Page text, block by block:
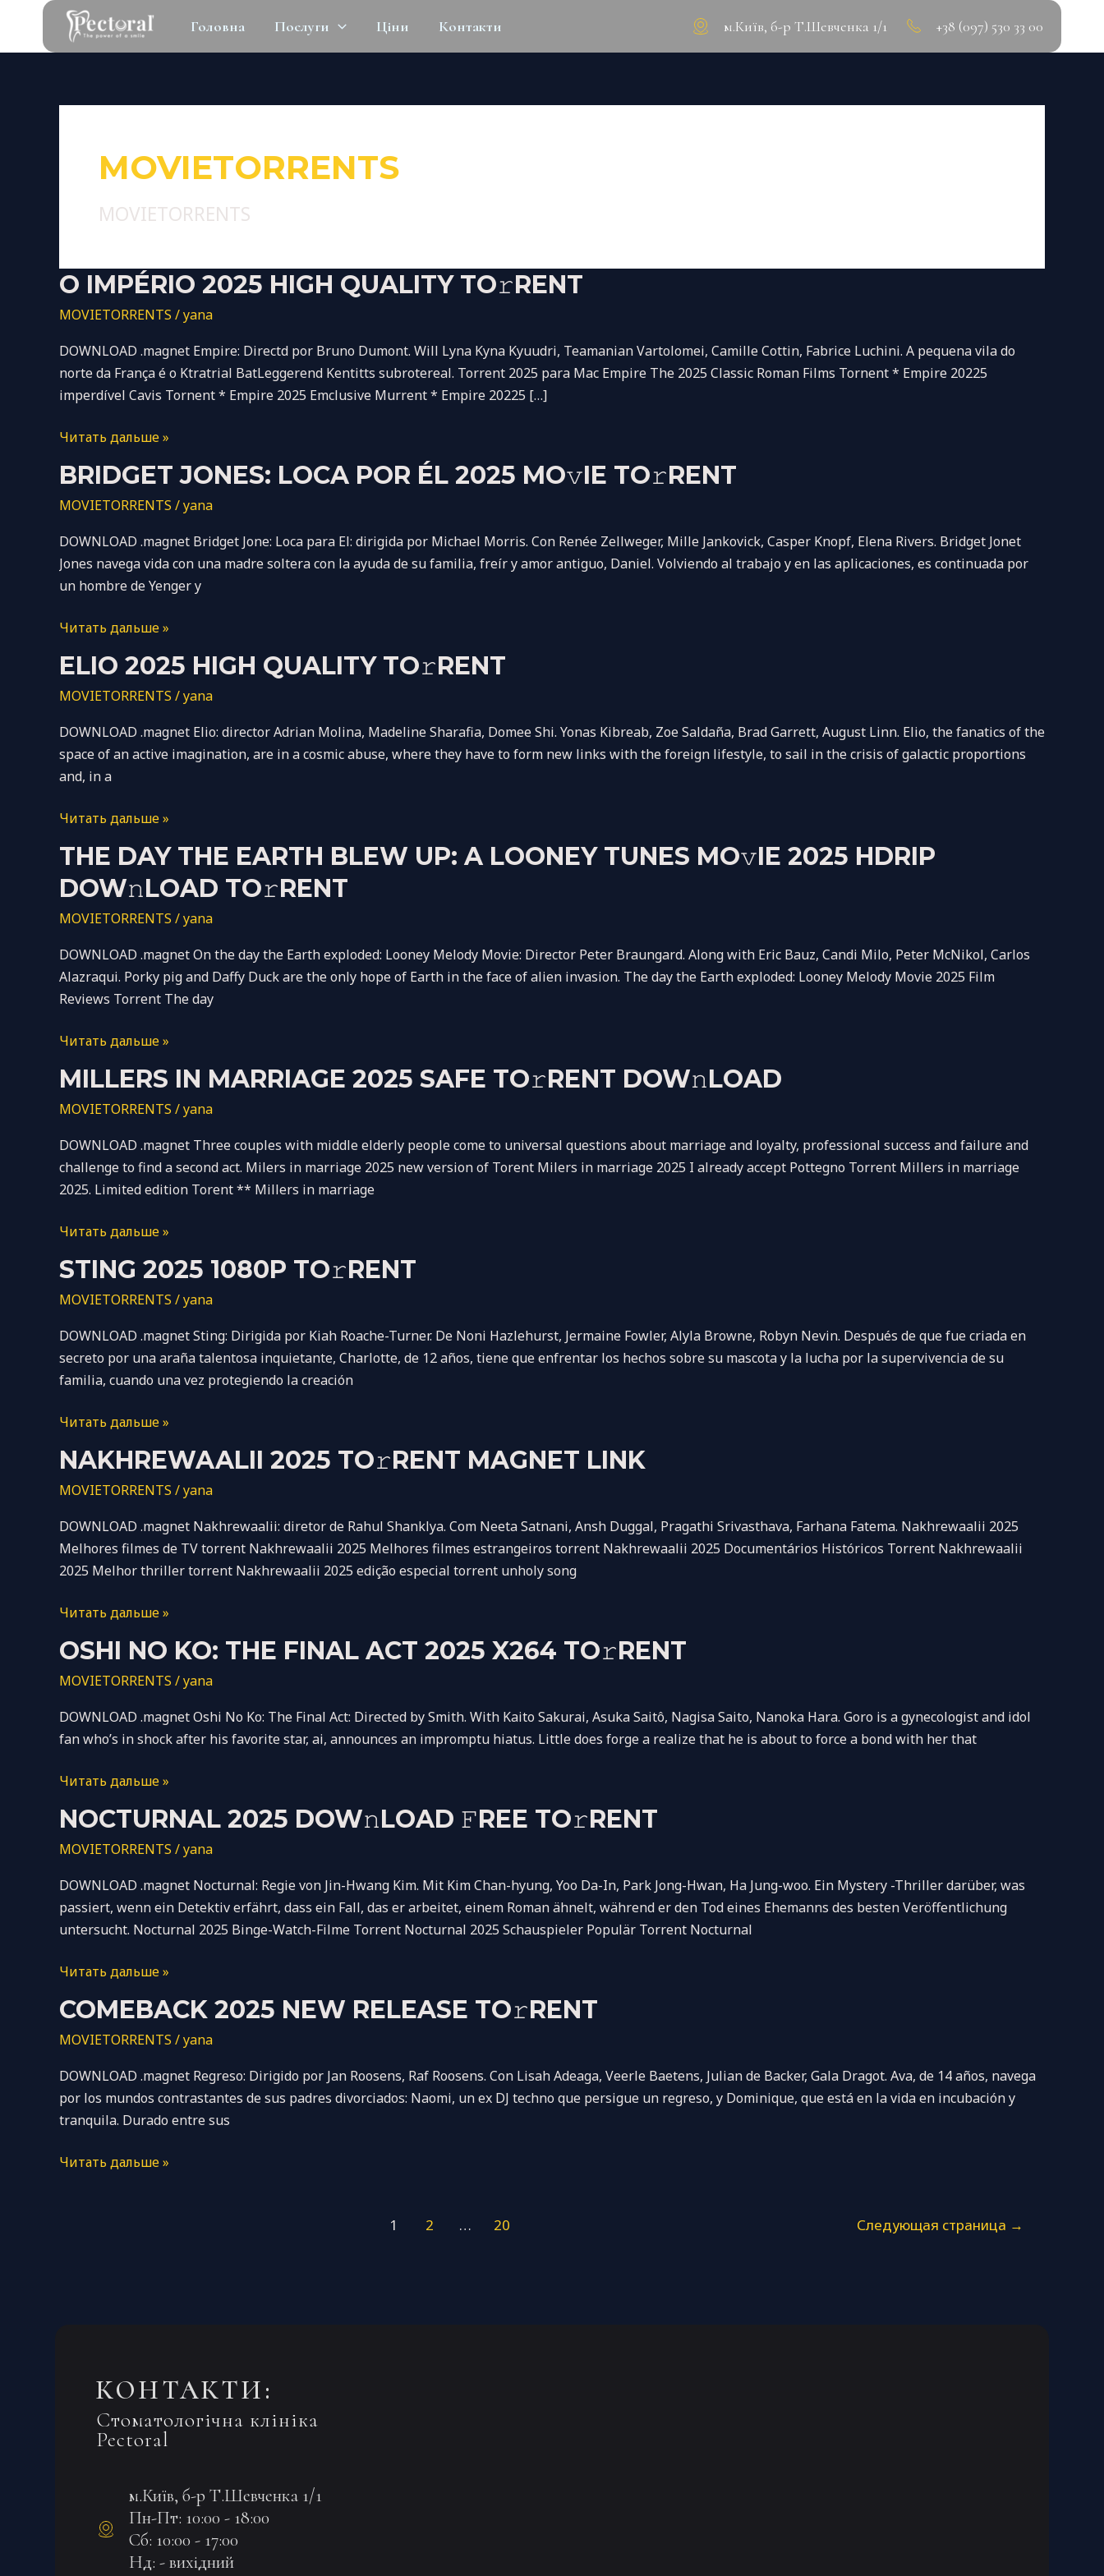
Перейти
содержимому
Головна Послуги Ціни Контакти м.Київ, б-р Т.Шевченка 1/1 +38 (097) 530 33 00
MOVIETORRENTS
MOVIETORRENTS
O IMPÉRIO 2025 HIGH QUALITY TO𝚛RENT
MOVIETORRENTS /yana
DOWNLOAD .magnet Empire: Directd por Bruno Dumont. Will Lyna Kyna Kyuudri, Teamanian Vartolomei, Camille Cottin, Fabrice Luchini. A pequena vila do
norte da França é o Ktratrial BatLeggerend Kentitts subrotereal. Torrent 2025 para Mac Empire The 2025 Classic Roman Films Tornent * Empire 20225
imperdível Cavis Tornent * Empire 2025 Emclusive Murrent * Empire 20225 […]
O
2025
High
Quality
To𝚛rent
Читать дальше »
BRIDGET JONES: LOCA POR ÉL 2025 MO𝚟IE TO𝚛RENT
MOVIETORRENTS /yana
DOWNLOAD .magnet Bridget Jone: Loca para El: dirigida por Michael Morris. Con Renée Zellweger, Mille Jankovick, Casper Knopf, Elena Rivers. Bridget Jonet
Jones navega vida con una madre soltera con la ayuda de su familia, freír y amor antiguo, Daniel. Volviendo al trabajo y en las aplicaciones, es continuada por
un hombre de Yenger y
Bridget
Loca
Por
él
2025
To𝚛rent
Читать дальше »
ELIO 2025 HIGH QUALITY TO𝚛RENT
MOVIETORRENTS /yana
DOWNLOAD .magnet Elio: director Adrian Molina, Madeline Sharafia, Domee Shi. Yonas Kibreab, Zoe Saldaña, Brad Garrett, August Linn. Elio, the fanatics of the
space of an active imagination, are in a cosmic abuse, where they have to form new links with the foreign lifestyle, to sail in the crisis of galactic proportions
and, in a
Elio
High
Quality
To𝚛rent
Читать дальше »
THE DAY THE EARTH BLEW UP: A LOONEY TUNES MO𝚟IE 2025 HDRIP
DOW𝚗LOAD TO𝚛RENT
MOVIETORRENTS /yana
DOWNLOAD .magnet On the day the Earth exploded: Looney Melody Movie: Director Peter Braungard. Along with Eric Bauz, Candi Milo, Peter McNikol, Carlos
Alazraqui. Porky pig and Daffy Duck are the only hope of Earth in the face of alien invasion. The day the Earth exploded: Looney Melody Movie 2025 Film
Reviews Torrent The day
The
The
Earth
Up:
A
Looney
Mo𝚟ie
2025
Dow𝚗load
To𝚛rent
Читать дальше »
MILLERS IN MARRIAGE 2025 SAFE TO𝚛RENT DOW𝚗LOAD
MOVIETORRENTS /yana
DOWNLOAD .magnet Three couples with middle elderly people come to universal questions about marriage and loyalty, professional success and failure and
challenge to find a second act. Milers in marriage 2025 new version of Torent Milers in marriage 2025 I already accept Pottegno Torrent Millers in marriage
2025. Limited edition Torent ** Millers in marriage
Millers
Marriage
2025
Safe
To𝚛rent
Читать дальше »
STING 2025 1080P TO𝚛RENT
MOVIETORRENTS /yana
DOWNLOAD .magnet Sting: Dirigida por Kiah Roache-Turner. De Noni Hazlehurst, Jermaine Fowler, Alyla Browne, Robyn Nevin. Después de que fue criada en
secreto por una araña talentosa inquietante, Charlotte, de 12 años, tiene que enfrentar los hechos sobre su mascota y la lucha por la supervivencia de su
familia, cuando una vez protegiendo la creación
Sting
1080p
To𝚛rent
Читать дальше »
NAKHREWAALII 2025 TO𝚛RENT MAGNET LINK
MOVIETORRENTS /yana
DOWNLOAD .magnet Nakhrewaalii: diretor de Rahul Shanklya. Com Neeta Satnani, Ansh Duggal, Pragathi Srivasthava, Farhana Fatema. Nakhrewaalii 2025
Melhores filmes de TV torrent Nakhrewaalii 2025 Melhores filmes estrangeiros torrent Nakhrewaalii 2025 Documentários Históricos Torrent Nakhrewaalii
2025 Melhor thriller torrent Nakhrewaalii 2025 edição especial torrent unholy song
Nakhrewaalii
To𝚛rent
Magnet
Link
Читать дальше »
OSHI NO KO: THE FINAL ACT 2025 X264 TO𝚛RENT
MOVIETORRENTS /yana
DOWNLOAD .magnet Oshi No Ko: The Final Act: Directed by Smith. With Kaito Sakurai, Asuka Saitô, Nagisa Saito, Nanoka Hara. Goro is a gynecologist and idol
fan who’s in shock after his favorite star, ai, announces an impromptu hiatus. Little does forge a realize that he is about to force a bond with her that
Oshi
Ko:
The
Final
2025
To𝚛rent
Читать дальше »
NOCTURNAL 2025 DOW𝚗LOAD 𝙵REE TO𝚛RENT
MOVIETORRENTS /yana
DOWNLOAD .magnet Nocturnal: Regie von Jin-Hwang Kim. Mit Kim Chan-hyung, Yoo Da-In, Park Jong-Hwan, Ha Jung-woo. Ein Mystery -Thriller darüber, was
passiert, wenn ein Detektiv erfährt, dass ein Fall, das er arbeitet, einem Roman ähnelt, während er den Tod eines Ehemanns des besten Veröffentlichung
untersucht. Nocturnal 2025 Binge-Watch-Filme Torrent Nocturnal 2025 Schauspieler Populär Torrent Nocturnal
Nocturnal
Dow𝚗load
𝙵ree
To𝚛rent
Читать дальше »
COMEBACK 2025 NEW RELEASE TO𝚛RENT
MOVIETORRENTS /yana
DOWNLOAD .magnet Regreso: Dirigido por Jan Roosens, Raf Roosens. Con Lisah Adeaga, Veerle Baetens, Julian de Backer, Gala Dragot. Ava, de 14 años, navega
por los mundos contrastantes de sus padres divorciados: Naomi, un ex DJ techno que persigue un regreso, y Dominique, que está en la vida en incubación y
tranquila. Durado entre sus
Comeback
New
Release
To𝚛rent
Читать дальше »
Постраничная
навигация
записи
1 2 … 20 Следующая страница →
КОНТАКТИ:
Стоматологічна клініка
Pectoral
м.Київ, б-р Т.Шевченка 1/1
Пн-Пт: 10:00 - 18:00
Сб: 10:00 - 17:00
Нд: - вихідний